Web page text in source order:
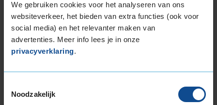
We gebruiken cookies voor het analyseren van ons
websiteverkeer, het bieden van extra functies (ook voor
social media) en het relevanter maken van
advertenties. Meer info lees je in onze
privacyverklaring.
Noodzakelijk
Band 225/50R18 99W EXTRALOAD
Datum beoordeling 1 november 2024
Type rijder
Auto MINI Mini Countryman 1.5 SE Plug-in Hybrid
CM 3-cil. Q 224pk
Kilometer per jaar